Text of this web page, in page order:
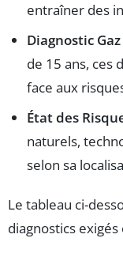
entraîner des
Diagnostic
de 15 ans, ces
face aux
État des
naturels,
selon sa
Le tableau ci-
diagnostics exigés